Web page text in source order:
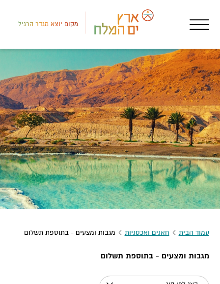
מקום יוצא מגדר הרגיל
עמוד הבית חאנים ואכסניות מגבות ומצעים - בתוספת תשלום
מגבות ומצעים - בתוספת תשלום